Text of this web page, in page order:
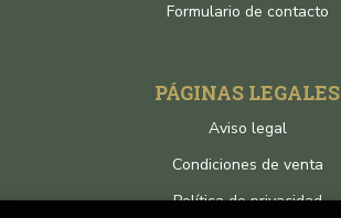
Formulario de contacto
PÁGINAS LEGALES
Aviso legal
Condiciones de venta
Política de privacidad